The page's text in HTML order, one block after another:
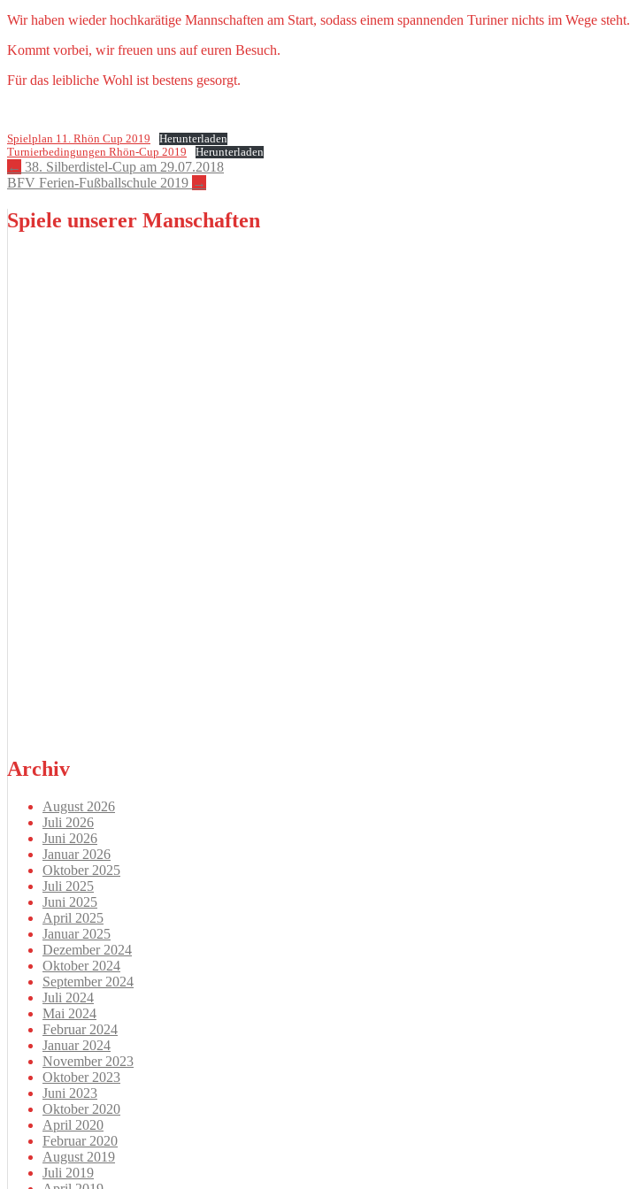
Wir haben wieder hochkarätige Mannschaften am Start, sodass einem spannenden Turiner nichts im Wege steht.
Kommt vorbei, wir freuen uns auf euren Besuch.
Für das leibliche Wohl ist bestens gesorgt.
Spielplan 11. Rhön Cup 2019
Herunterladen
Turnierbedingungen Rhön-Cup 2019
Herunterladen
Artikel-
Navigation
← 38. Silberdistel-Cup am 29.07.2018
BFV Ferien-Fußballschule 2019 →
Spiele unserer Manschaften
Archiv
August 2026
Juli 2026
Juni 2026
Januar 2026
Oktober 2025
Juli 2025
Juni 2025
April 2025
Januar 2025
Dezember 2024
Oktober 2024
September 2024
Juli 2024
Mai 2024
Februar 2024
Januar 2024
November 2023
Oktober 2023
Juni 2023
Oktober 2020
April 2020
Februar 2020
August 2019
Juli 2019